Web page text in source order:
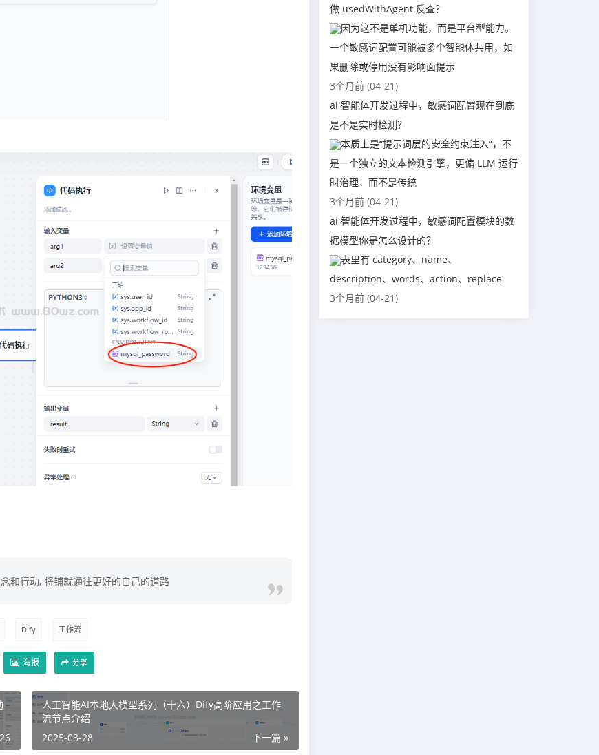
和行动, 将铺就通往更好的自己的道路
Dify 工作流
海报 分享
人工智能AI本地大模型系列（十六）Dify高阶应用之工作
流节点介绍
下一篇 »
2025-03-28
做 usedWithAgent 反查？
因为这不是单机功能，而是平台型能力。
一个敏感词配置可能被多个智能体共用，如
果删除或停用没有影响面提示
3个月前 (04-21)
ai 智能体开发过程中，敏感词配置现在到底
是不是实时检测？
本质上是“提示词层的安全约束注入”，不
是一个独立的文本检测引擎，更偏 LLM 运行
时治理，而不是传统
3个月前 (04-21)
ai 智能体开发过程中，敏感词配置模块的数
据模型你是怎么设计的？
表里有 category、name、
description、words、action、replace
3个月前 (04-21)